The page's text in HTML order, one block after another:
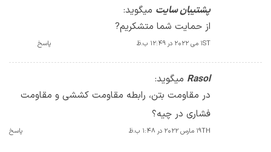
پشتیبان سایت میگوید:
از حمایت شما متشکریم?
1ST می 2022 در 12:49 ب.ظ پاسخ
Rasol میگوید:
در مقاومت بتن، رابطه مقاومت کششی و مقاومت
فشاری در چیه؟
19TH مارس 2022 در 1:48 ب.ظ پاسخ